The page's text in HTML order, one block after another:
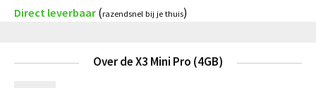
Direct leverbaar (razendsnel bij je thuis)
Over de X3 Mini Pro (4GB)